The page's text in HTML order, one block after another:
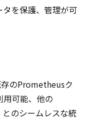
を保護、管理が可
のPrometheusク
用可能、他の
のシームレスな統